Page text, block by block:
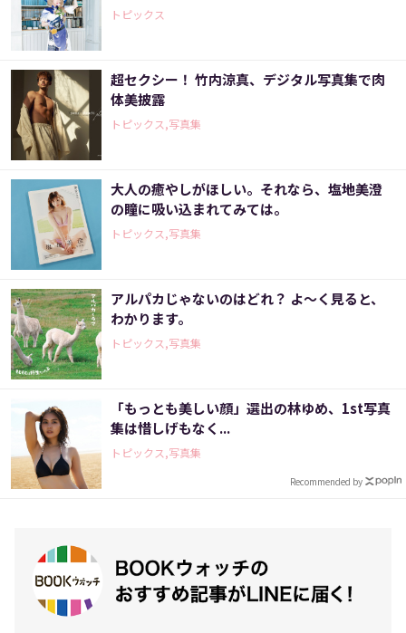
トピックス
超セクシー！ 竹内涼真、デジタル写真集で肉
体美披露
トピックス,写真集
大人の癒やしがほしい。それなら、塩地美澄
の瞳に吸い込まれてみては。
トピックス,写真集
アルパカじゃないのはどれ？ よ～く見ると、
わかります。
トピックス,写真集
「もっとも美しい顔」選出の林ゆめ、1st写真
集は惜しげもなく...
トピックス,写真集
Recommended by